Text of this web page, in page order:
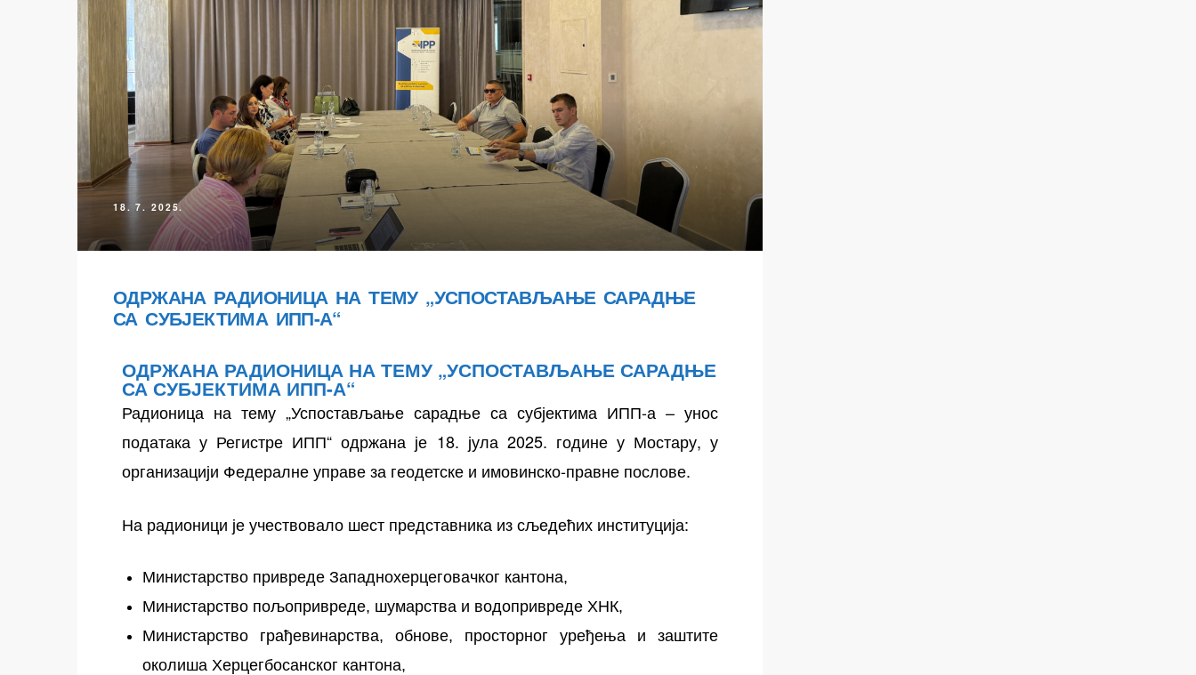
18. 7. 2025.
ОДРЖАНА РАДИОНИЦА НА ТЕМУ „УСПОСТАВЉАЊЕ САРАДЊЕ
СА СУБЈЕКТИМА ИПП-А“
ОДРЖАНА РАДИОНИЦА НА ТЕМУ „УСПОСТАВЉАЊЕ САРАДЊЕ
СА СУБЈЕКТИМА ИПП-А“
Радионица на тему „Успостављање сарадње са субјектима ИПП-а – унос
података у Регистре ИПП“ одржана је 18. јула 2025. године у Мостару, у
организацији Федералне управе за геодетске и имовинско-правне послове.
На радионици је учествовало шест представника из сљедећих институција:
Министарство привреде Западнохерцеговачког кантона,
Министарство пољопривреде, шумарства и водопривреде ХНК,
Министарство грађевинарства, обнове, просторног уређења и заштите
околиша Херцегбосанског кантона,